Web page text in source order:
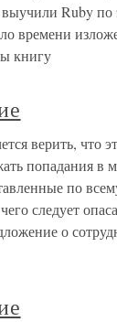
Ruby по
времени
книгу
верить, что
попадания в
по
следует
о